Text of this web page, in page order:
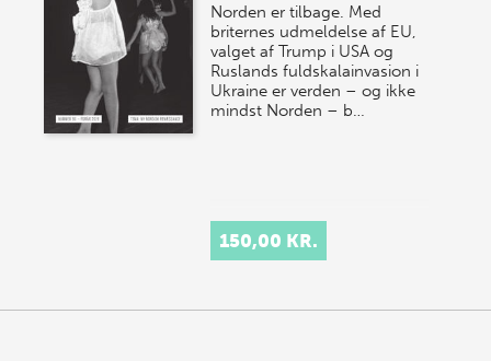
Norden er tilbage. Med
briternes udmeldelse af EU,
valget af Trump i USA og
Ruslands fuldskalainvasion i
Ukraine er verden – og ikke
mindst Norden – b…
150,00 KR.